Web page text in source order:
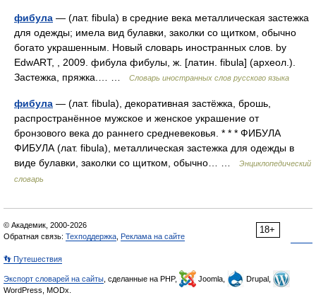
фибула — (лат. fibula) в средние века металлическая застежка
для одежды; имела вид булавки, заколки со щитком, обычно
богато украшенным. Новый словарь иностранных слов. by
EdwART, , 2009. фибула фибулы, ж. [латин. fibula] (археол.).
Застежка, пряжка.… …
Словарь иностранных слов русского языка
фибула — (лат. fibula), декоративная застёжка, брошь,
распространённое мужское и женское украшение от
бронзового века до раннего средневековья. * * * ФИБУЛА
ФИБУЛА (лат. fibula), металлическая застежка для одежды в
виде булавки, заколки со щитком, обычно… …
Энциклопедический
словарь
18+
© Академик, 2000-2026
Обратная связь: Техподдержка Реклама на сайте
👣 Путешествия
Экспорт словарей на сайты , сделанные на PHP, Joomla,
Drupal,
WordPress, MODx.